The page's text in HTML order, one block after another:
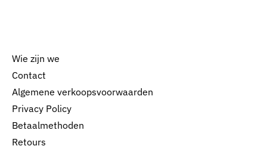
Wie zijn we
Contact
Algemene verkoopsvoorwaarden
Privacy Policy
Betaalmethoden
Retours